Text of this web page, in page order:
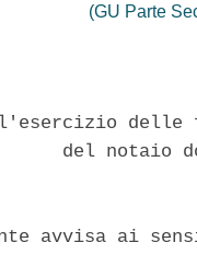
(GU Parte
del notaio
avvisa ai